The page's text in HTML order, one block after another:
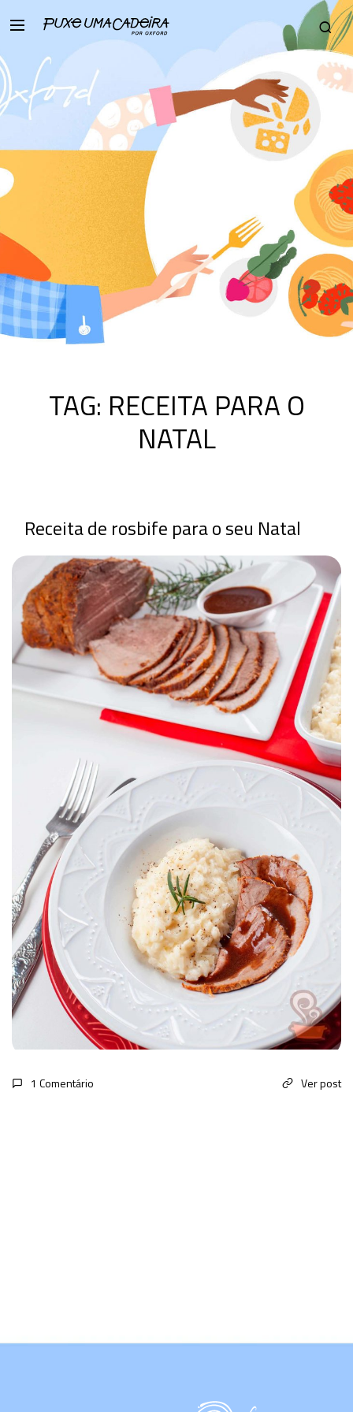
TAG: RECEITA PARA O
NATAL
Receita de rosbife para o seu Natal
1 Comentário Ver post